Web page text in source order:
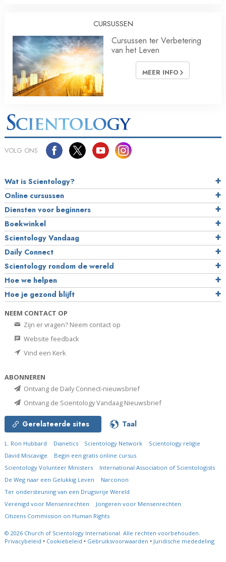
CURSUSSEN
Cursussen ter Verbetering
van het Leven
MEER INFO
VOLG ONS
Wat is Scientology?
Online cursussen
Diensten voor beginners
Boekwinkel
Scientology Vandaag
Daily Connect
Scientology rondom de wereld
Hoe we helpen
Hoe je gezond blijft
NEEM CONTACT OP
Zijn er vragen? Neem contact op
Website feedback
Vind een Kerk
ABONNEREN
Ontvang de Daily Connect-nieuwsbrief
Ontvang de Scientology Vandaag Nieuwsbrief
Gerelateerde sites Taal
L. Ron Hubbard Dianetics Scientology Network
Scientology religie
David Miscavige
Begin een gratis online cursus
Scientology Volunteer Ministers
International Association of Scientologists
De Weg naar een Gelukkig Leven
Narconon
Ter ondersteuning van een Drugsvrije Wereld
Verenigd voor Mensenrechten
Jongeren voor Mensenrechten
Citizens Commission on Human Rights
© 2026 Church of Scientology International. Alle rechten voorbehouden.
Privacybeleid • Cookiebeleid • Gebruiksvoorwaarden • Juridische mededeling